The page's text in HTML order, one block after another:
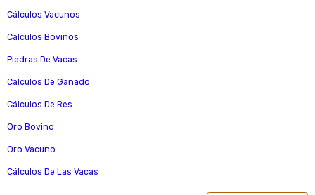
Cálculos Vacunos
Cálculos Bovinos
Piedras De Vacas
Cálculos De Ganado
Cálculos De Res
Oro Bovino
Oro Vacuno
Cálculos De Las Vacas